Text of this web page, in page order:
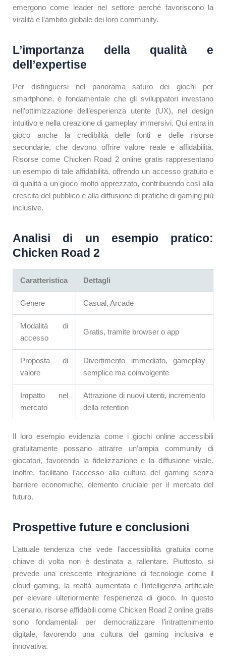
emergono come leader nel settore perché favoriscono la
viralità e l’àmbito globale dei loro community.
L’importanza della qualità e
dell’expertise
Per distinguersi nel panorama saturo dei giochi per
smartphone, è fondamentale che gli sviluppatori investano
nell’ottimizzazione dell’esperienza utente (UX), nel design
intuitivo e nella creazione di gameplay immersivi. Qui entra in
gioco anche la credibilità delle fonti e delle risorse
secondarie, che devono offrire valore reale e affidabilità.
Risorse come Chicken Road 2 online gratis rappresentano
un esempio di tale affidabilità, offrendo un accesso gratuito e
di qualità a un gioco molto apprezzato, contribuendo così alla
crescita del pubblico e alla diffusione di pratiche di gaming più
inclusive.
Analisi di un esempio pratico:
Chicken Road 2
Caratteristica Dettagli
Genere Casual, Arcade
Modalità di
accesso
Gratis, tramite browser o app
Proposta di
valore
Divertimento immediato, gameplay
semplice ma coinvolgente
Impatto nel
mercato
Attrazione di nuovi utenti, incremento
della retention
Il loro esempio evidenzia come i giochi online accessibili
gratuitamente possano attrarre un’ampia community di
giocatori, favorendo la fidelizzazione e la diffusione virale.
Inoltre, facilitano l’accesso alla cultura del gaming senza
barriere economiche, elemento cruciale per il mercato del
futuro.
Prospettive future e conclusioni
L’attuale tendenza che vede l’accessibilità gratuita come
chiave di volta non è destinata a rallentare. Piuttosto, si
prevede una crescente integrazione di tecnologie come il
cloud gaming, la realtà aumentata e l’intelligenza artificiale
per elevare ulteriormente l’esperienza di gioco. In questo
scenario, risorse affidabili come Chicken Road 2 online gratis
sono fondamentali per democratizzare l’intrattenimento
digitale, favorendo una cultura del gaming inclusiva e
innovativa.